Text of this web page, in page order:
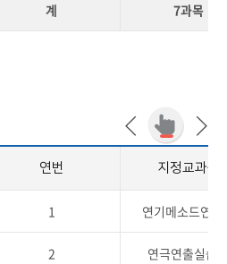
계 7과목
연번 지정교과목
1 연기메소드연
2 연극연출실습